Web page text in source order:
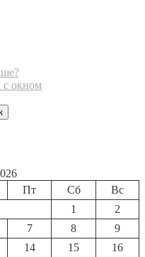
с окном
Пт Сб
Вс
1
2
7 8
9
14 15
16